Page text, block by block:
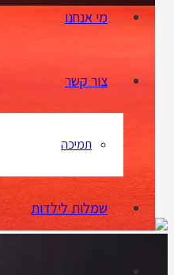
מי אנחנו
צור קשר
תמיכה
שמלות לילדות